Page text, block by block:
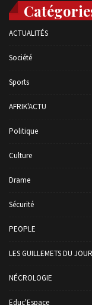
ACTUALITÉS
Société
Sports
AFRIK'ACTU
Politique
Culture
Drame
Sécurité
PEOPLE
LES GUILLEMETS DU JOUR
NÉCROLOGIE
Educ'Espace